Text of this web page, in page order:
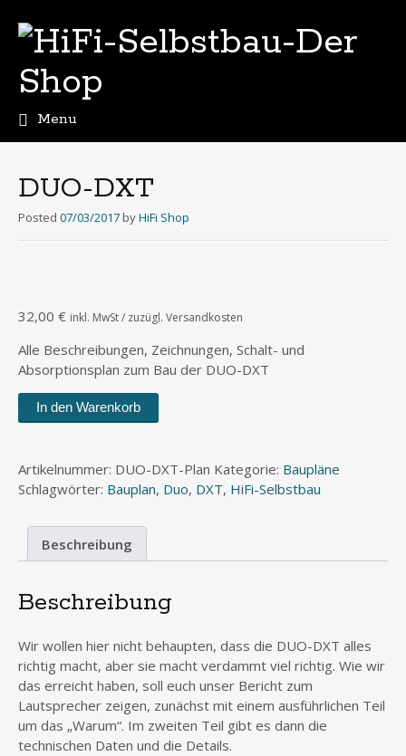
Menu
DUO-DXT
Posted 07/03/2017 byHiFi Shop
32,00 € inkl. MwSt / zuzügl. Versandkosten
Alle Beschreibungen, Zeichnungen, Schalt- und
Absorptionsplan zum Bau der DUO-DXT
DUO-
DXT
In den Warenkorb
Artikelnummer: DUO-DXT-Plan Kategorie: Baupläne
Schlagwörter: Bauplan, Duo, DXT, HiFi-Selbstbau
Beschreibung
Beschreibung
Wir wollen hier nicht behaupten, dass die DUO-DXT alles
richtig macht, aber sie macht verdammt viel richtig. Wie wir
das erreicht haben, soll euch unser Bericht zum
Lautsprecher zeigen, zunächst mit einem ausführlichen Teil
um das „Warum“. Im zweiten Teil gibt es dann die
technischen Daten und die Details.